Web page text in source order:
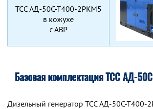
TCC АД-50С-Т400-2РКМ5
в кожухе
с АВР
Базовая комплектация ТСС АД-
Дизельный генератор TCC АД-50С-Т400-